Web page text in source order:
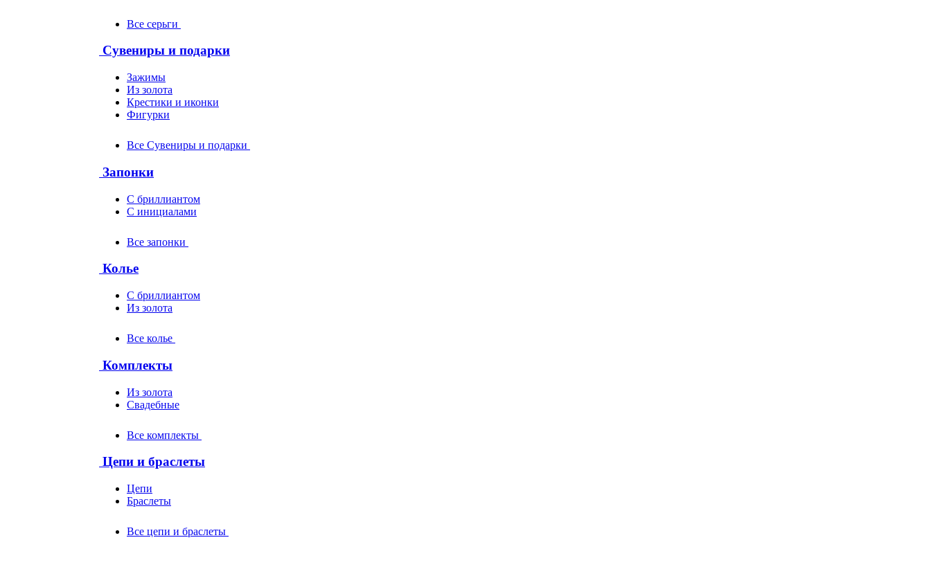
Все серьги
Сувениры и подарки
Зажимы
Из золота
Крестики и иконки
Фигурки
Все Сувениры и подарки
Запонки
С бриллиантом
С инициалами
Все запонки
Колье
С бриллиантом
Из золота
Все колье
Комплекты
Из золота
Свадебные
Все комплекты
Цепи и браслеты
Цепи
Браслеты
Все цепи и браслеты